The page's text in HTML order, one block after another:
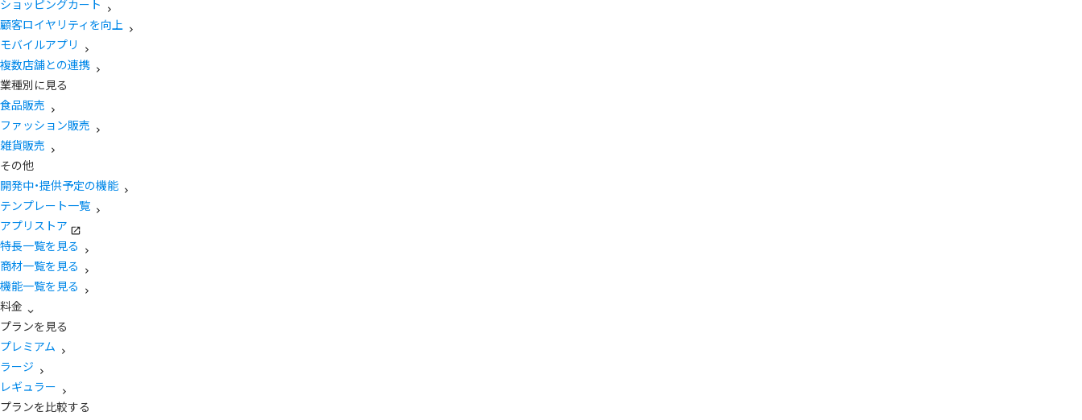
ショッピングカート
顧客ロイヤリティを向上
モバイルアプリ
複数店舗との連携
業種別に見る
食品販売
ファッション販売
雑貨販売
その他
開発中・提供予定の機能
テンプレート一覧
アプリストア
特長一覧を見る
商材一覧を見る
機能一覧を見る
料金
プランを見る
プレミアム
ラージ
レギュラー
プランを比較する